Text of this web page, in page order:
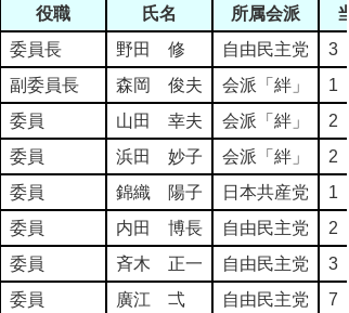
役職 氏名 所属会派
委員長
野田 修 自由民主党
3
副委員長
森岡 俊夫 会派「絆」
1
委員
山田 幸夫 会派「絆」
2
委員
浜田 妙子 会派「絆」
2
委員
錦織 陽子 日本共産党
1
委員
内田 博長 自由民主党
2
委員
斉木 正一 自由民主党
3
委員
廣江 弌 自由民主党 7